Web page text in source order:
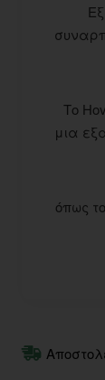
Το
μια
όπως